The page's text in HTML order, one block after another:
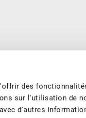
des
sur l'utilisation de
d'autres